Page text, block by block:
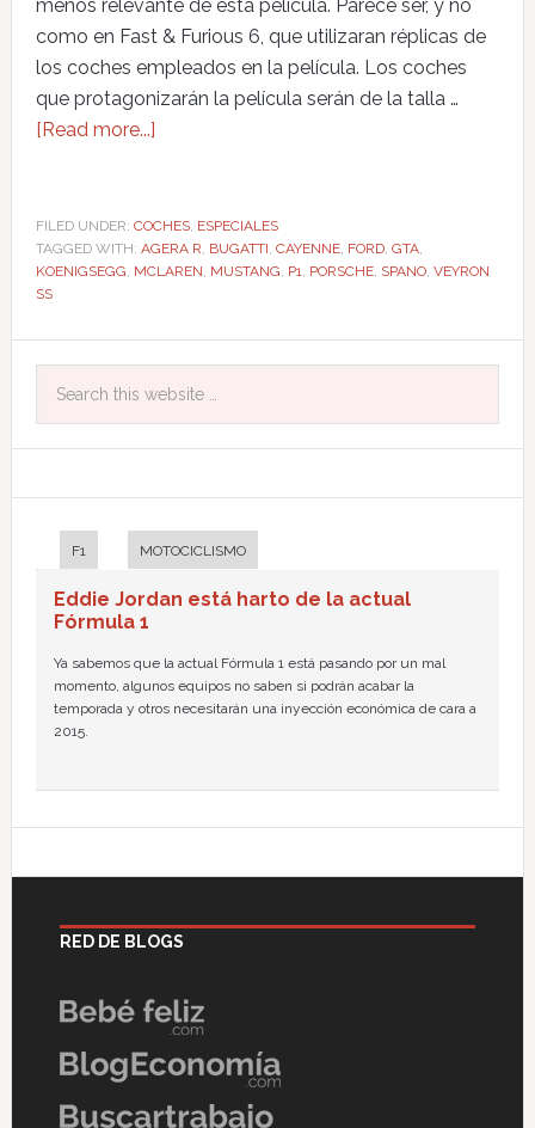
menos relevante de esta película. Parece ser, y no
como en Fast & Furious 6, que utilizaran réplicas de
los coches empleados en la película. Los coches
que protagonizarán la película serán de la talla …
[Read more...]
FILED UNDER: COCHES, ESPECIALES
TAGGED WITH: AGERA R, BUGATTI, CAYENNE, FORD, GTA,
KOENIGSEGG, MCLAREN, MUSTANG, P1, PORSCHE, SPANO, VEYRON
SS
F1 MOTOCICLISMO
Eddie Jordan está harto de la actual
Fórmula 1
Ya sabemos que la actual Fórmula 1 está pasando por un mal
momento, algunos equipos no saben si podrán acabar la
temporada y otros necesitarán una inyección económica de cara a
2015.
RED DE BLOGS